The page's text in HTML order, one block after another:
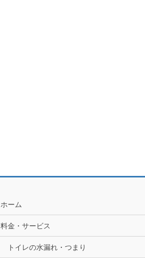
ホーム
料金・サービス
トイレの水漏れ・つまり